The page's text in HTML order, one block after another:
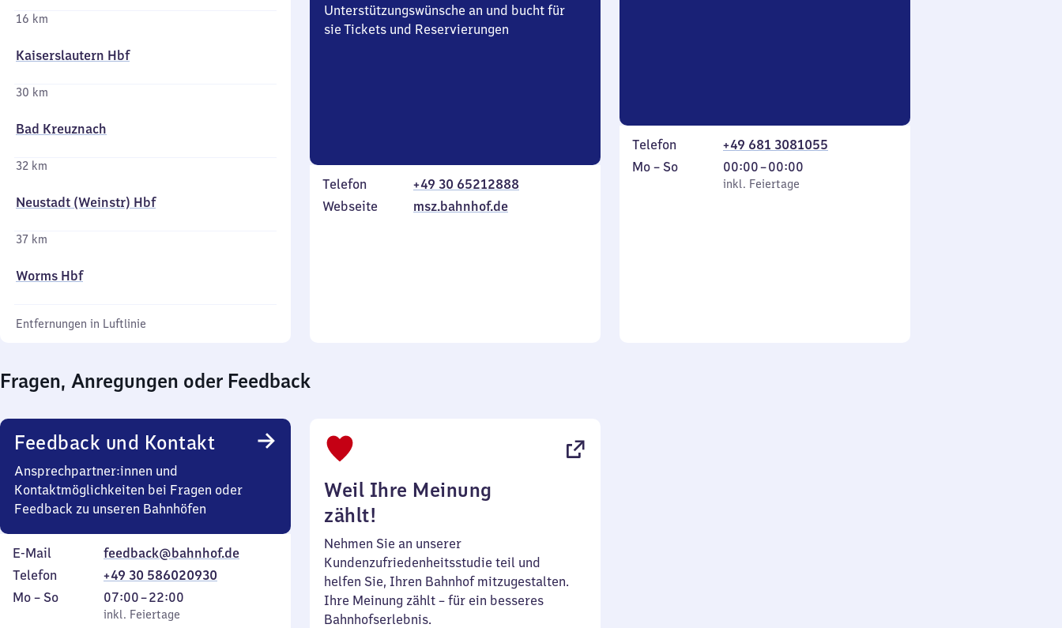
16 km
Kaiserslautern Hbf
30 km
Bad Kreuznach
32 km
Neustadt (Weinstr) Hbf
37 km
Worms Hbf
Entfernungen in Luftlinie
Unterstützungswünsche an und bucht für
sie Tickets und Reservierungen
Telefon
+49 30 65212888
Webseite
msz.bahnhof.de
Telefon
+49 681 3081055
Montag
Mo – So,
inkl. Feiertage
00:00–00:00
Von
0
inkl. Feiertage
Fragen, Anregungen oder Feedback
Feedback und Kontakt
Ansprechpartner:innen und
Kontaktmöglichkeiten bei Fragen oder
Feedback zu unseren Bahnhöfen
E-Mail
feedback@bahnhof.de
Telefon
+49 30 586020930
Montag
Mo – So,
inkl. Feiertage
07:00–22:00
Von
7
inkl. Feiertage
Weil Ihre Meinung
zählt!
Nehmen Sie an unserer
Kundenzufriedenheitsstudie teil und
helfen Sie, Ihren Bahnhof mitzugestalten.
Ihre Meinung zählt – für ein besseres
Bahnhofserlebnis.